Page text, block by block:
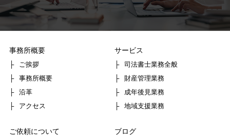
事務所概要
ご挨拶
事務所概要
沿革
アクセス
サービス
司法書士業務全般
財産管理業務
成年後見業務
地域支援業務
ご依頼について
ブログ